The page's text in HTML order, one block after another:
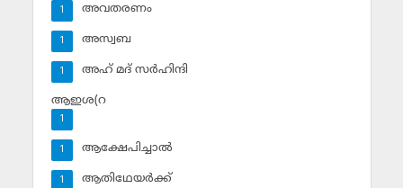
അവതരണം
1
അസ്വബ
1
അഹ് മദ് സര്‍ഹിന്ദി
1
ആഇശ(റ
1
ആക്ഷേപിച്ചാല്‍
1
ആതിഥേയര്‍ക്ക്
1